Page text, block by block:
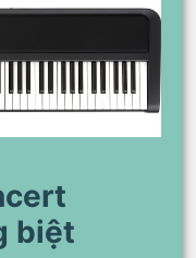
biệt